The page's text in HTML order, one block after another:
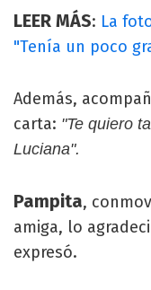
LEER MÁS: La
"Tenía un poco
Además,
carta: "Te quiero
Luciana".
Pampita,
amiga, lo
expresó.